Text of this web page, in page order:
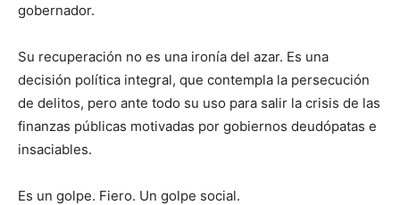
gobernador.
Su recuperación no es una ironía del azar. Es una
decisión política integral, que contempla la persecución
de delitos, pero ante todo su uso para salir la crisis de las
finanzas públicas motivadas por gobiernos deudópatas e
insaciables.
Es un golpe. Fiero. Un golpe social.